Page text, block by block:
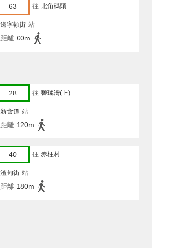
63 往 北角碼頭
邊寧頓街 站
距離 60m
28 往 碧瑤灣(上)
新會道 站
距離 120m
40 往 赤柱村
渣甸街 站
距離 180m